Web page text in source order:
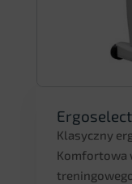
Klasyczny
Komfortowa